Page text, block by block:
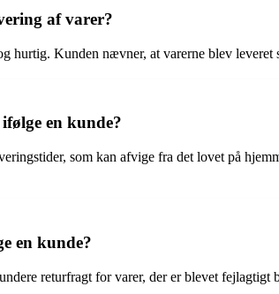
af varer?
Kunden nævner, at varerne blev
en kunde?
som kan afvige fra det lovet på
en kunde?
returfragt for varer, der er blevet